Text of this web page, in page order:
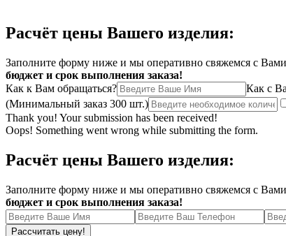
Расчёт цены Вашего изделия:
Заполните форму ниже и мы оперативно свяжемся с
бюджет и срок выполнения заказа!
Как к Вам обращаться?
Как с
(Минимальный заказ 300 шт.)
Thank you! Your submission has been received!
Oops! Something went wrong while submitting the form.
Расчёт цены Вашего изделия:
Заполните форму ниже и мы оперативно свяжемся с
бюджет и срок выполнения заказа!